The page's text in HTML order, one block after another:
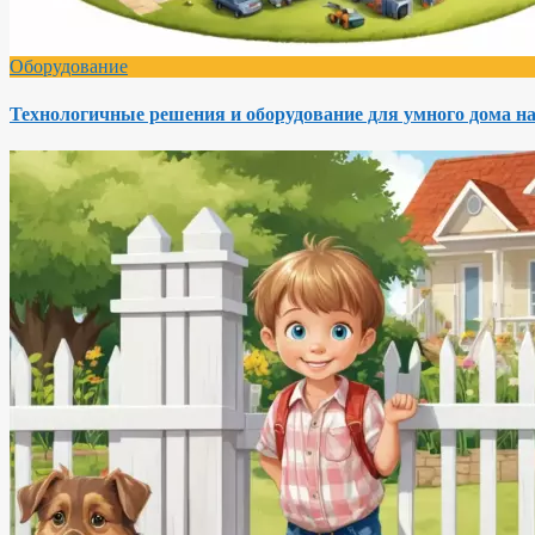
Оборудование
Технологичные решения и оборудование для умного дома